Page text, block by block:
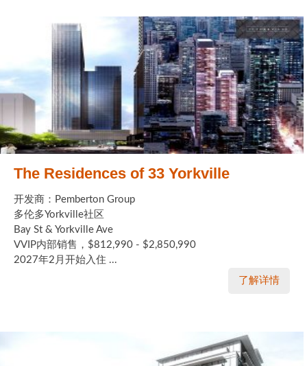
The Residences of 33 Yorkville
开发商：Pemberton Group
多伦多Yorkville社区
Bay St & Yorkville Ave
VVIP内部销售，$812,990 - $2,850,990
2027年2月开始入住 ...
了解详情